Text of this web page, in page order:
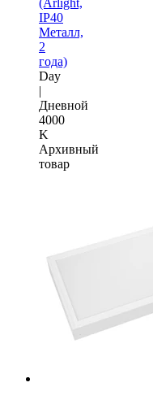
IP40
Металл,
2
года)
Day
|
Дневной
4000
K
Архивный
товар